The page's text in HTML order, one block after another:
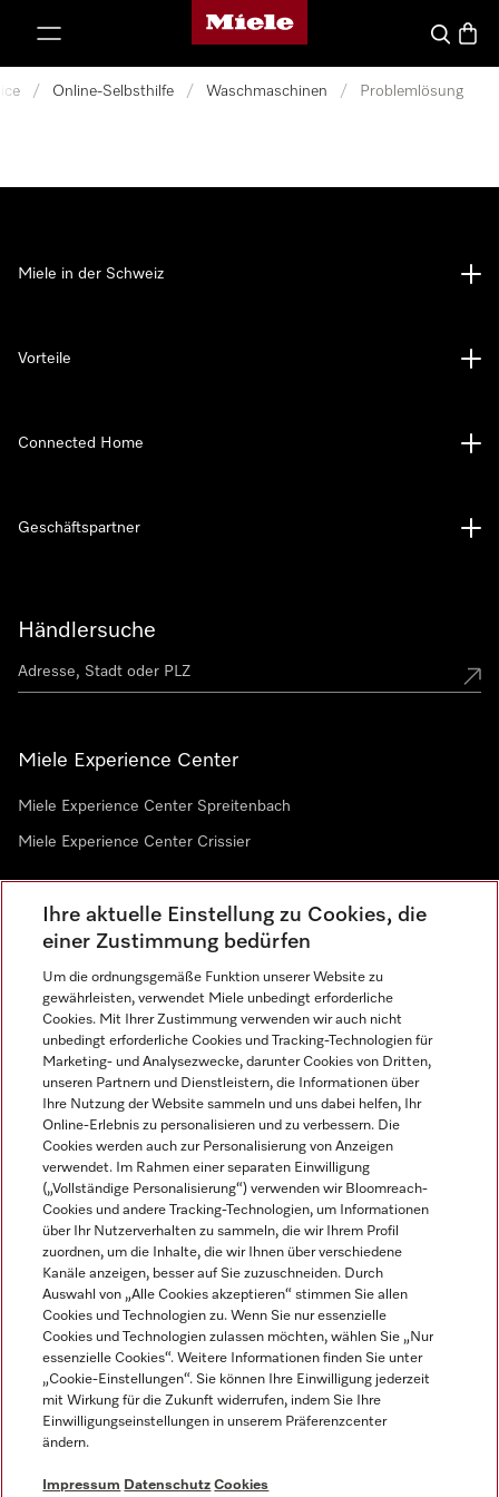
Miele-Homepage
Suche
/ Online-Selbsthilfe / Waschmaschinen / Problemlösung
Händlersuche
Miele Experience Center
Miele Experience Center Spreitenbach
Miele Experience Center Crissier
Newsletter
Sprache
DEUTSCH
Miele in der Schweiz
Vorteile
Connected Home
Geschäftspartner
Impressum
Datenschutz
Miele auf YoutubeMiele auf Instagram
Miele auf Facebook
Miele auf LinkedInMiele auf LinkedIn
Ihre aktuelle Einstellung zu Cookies, die
einer Zustimmung bedürfen
Um die ordnungsgemäße Funktion unserer Website zu
gewährleisten, verwendet Miele unbedingt erforderliche
Cookies. Mit Ihrer Zustimmung verwenden wir auch nicht
unbedingt erforderliche Cookies und Tracking-Technologien für
Marketing- und Analysezwecke, darunter Cookies von Dritten,
unseren Partnern und Dienstleistern, die Informationen über
Ihre Nutzung der Website sammeln und uns dabei helfen, Ihr
Online-Erlebnis zu personalisieren und zu verbessern. Die
Cookies werden auch zur Personalisierung von Anzeigen
verwendet. Im Rahmen einer separaten Einwilligung
(„Vollständige Personalisierung“) verwenden wir Bloomreach-
Cookies und andere Tracking-Technologien, um Informationen
über Ihr Nutzerverhalten zu sammeln, die wir Ihrem Profil
zuordnen, um die Inhalte, die wir Ihnen über verschiedene
Kanäle anzeigen, besser auf Sie zuzuschneiden. Durch
Auswahl von „Alle Cookies akzeptieren“ stimmen Sie allen
Cookies und Technologien zu. Wenn Sie nur essenzielle
Cookies und Technologien zulassen möchten, wählen Sie „Nur
essenzielle Cookies“. Weitere Informationen finden Sie unter
„Cookie-Einstellungen“. Sie können Ihre Einwilligung jederzeit
mit Wirkung für die Zukunft widerrufen, indem Sie Ihre
Einwilligungseinstellungen in unserem Präferenzcenter
ändern.
Impressum Datenschutz Cookies